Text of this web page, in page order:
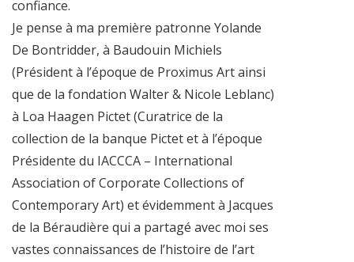
confiance.
Je pense à ma première patronne Yolande
De Bontridder, à Baudouin Michiels
(Président à l’époque de Proximus Art ainsi
que de la fondation Walter & Nicole Leblanc)
à Loa Haagen Pictet (Curatrice de la
collection de la banque Pictet et à l’époque
Présidente du IACCCA – International
Association of Corporate Collections of
Contemporary Art) et évidemment à Jacques
de la Béraudière qui a partagé avec moi ses
vastes connaissances de l’histoire de l’art